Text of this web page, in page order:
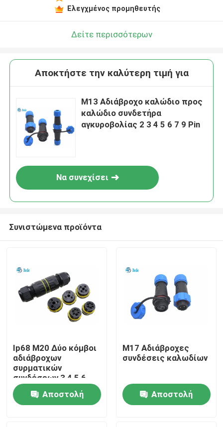
Σπίτι
Προϊόντα
Ελεγχμένος προμηθευτής
Δείτε περισσότερων
Αποκτήστε την καλύτερη τιμή για
M13 Αδιάβροχο καλώδιο προς
καλώδιο συνδετήρα
αγκυροβολίας 2 3 4 5 6 7 9 Pin
Να συνεχίσει
Συνιστώμενα προϊόντα
Ip68 M20 Δύο κόμβοι
αδιάβροχων
συρματικών
συνδέσεων 3 4 5 6
κόμβοι 2 πόλοι για
εξωτερική και
υποβρύχια χρήση
Αποστολή
M17 Αδιάβροχες
συνδέσεις καλωδίων
Αποστολή